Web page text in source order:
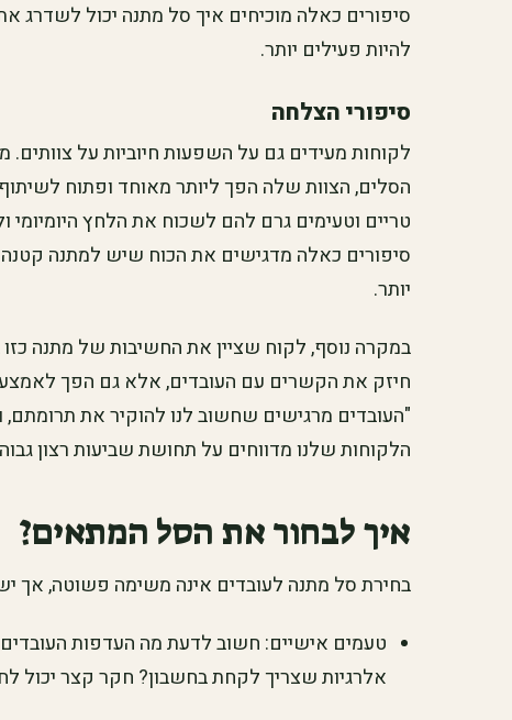
סיפורים כאלה מוכיחים איך סל מתנה יכול לשדרג
להיות פעילים יותר.
סיפורי הצלחה
לקוחות מעידים גם על השפעות חיוביות על
הסלים, הצוות שלה הפך ליותר מאוחד ופתוח
טריים וטעימים גרם להם לשכוח את הלחץ
סיפורים כאלה מדגישים את הכוח שיש למתנה
יותר.
במקרה נוסף, לקוח שציין את החשיבות של מתנה
חיזק את הקשרים עם העובדים, אלא גם הפך לאמצעי
"העובדים מרגישים שחשוב לנו להוקיר את תרומתם,
הלקוחות שלנו מדווחים על תחושת שביעות רצון
איך לבחור את הסל המתאים?
בחירת סל מתנה לעובדים אינה משימה פשוטה, אך
טעמים אישיים: חשוב לדעת מה העדפות
אלרגיות שצריך לקחת בחשבון? חקר קצר יכול